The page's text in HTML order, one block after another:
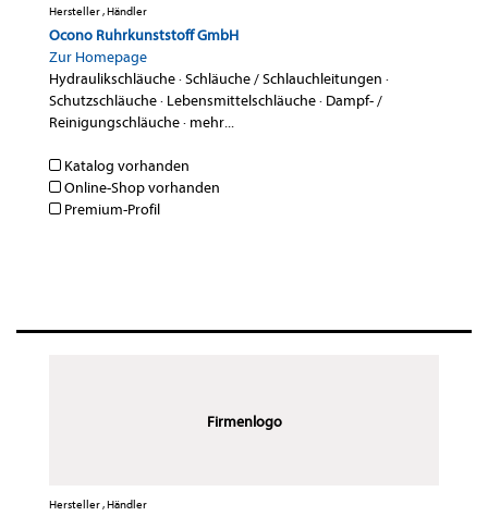
Hersteller , Händler
Ocono Ruhrkunststoff GmbH
Zur Homepage
Hydraulikschläuche·Schläuche / Schlauchleitungen ·
Schutzschläuche· Lebensmittelschläuche· Dampf- /
Reinigungschläuche· mehr...
Katalog vorhanden
Online-Shop vorhanden
Premium-Profil
Firmenlogo
Hersteller , Händler